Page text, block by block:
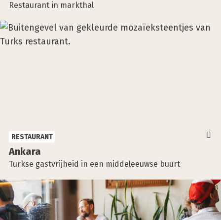
Restaurant in markthal
Anka­ra
Turkse gastvrijheid in een middeleeuwse buurt
RESTAURANT